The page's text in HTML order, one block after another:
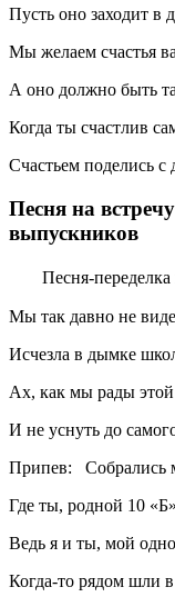
Пусть оно заходит в
Мы желаем счастья
А оно должно быть
Когда ты счастлив
Счастьем поделись с
Песня на
выпускников
Песня-
Мы так давно не
Исчезла в дымке
Ах, как мы рады этой
И не уснуть до
Припев: Собрались
Где ты, родной 10
Ведь я и ты, мой
Когда-то рядом шли